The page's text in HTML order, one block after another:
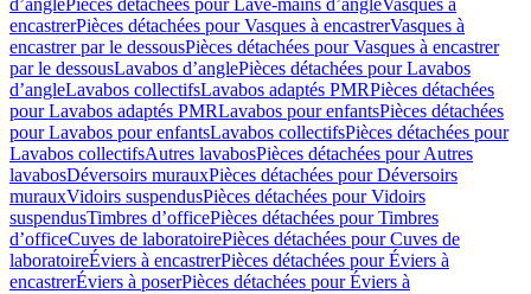
d’anglePièces détachées pour Lave-mains d’angleVasques à
encastrerPièces détachées pour Vasques à encastrerVasques à
encastrer par le dessousPièces détachées pour Vasques à encastrer
par le dessousLavabos d’anglePièces détachées pour Lavabos
d’angleLavabos collectifsLavabos adaptés PMRPièces détachées
pour Lavabos adaptés PMRLavabos pour enfantsPièces détachées
pour Lavabos pour enfantsLavabos collectifsPièces détachées pour
Lavabos collectifsAutres lavabosPièces détachées pour Autres
lavabosDéversoirs murauxPièces détachées pour Déversoirs
murauxVidoirs suspendusPièces détachées pour Vidoirs
suspendusTimbres dʼofficePièces détachées pour Timbres
dʼofficeCuves de laboratoirePièces détachées pour Cuves de
laboratoireÉviers à encastrerPièces détachées pour Éviers à
encastrerÉviers à poserPièces détachées pour Éviers à